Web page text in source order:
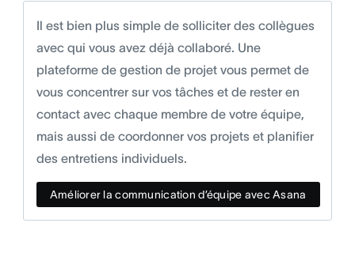
Il est bien plus simple de solliciter des collègues
avec qui vous avez déjà collaboré. Une
plateforme de gestion de projet vous permet de
vous concentrer sur vos tâches et de rester en
contact avec chaque membre de votre équipe,
mais aussi de coordonner vos projets et planifier
des entretiens individuels.
Améliorer la communication d’équipe avec Asana